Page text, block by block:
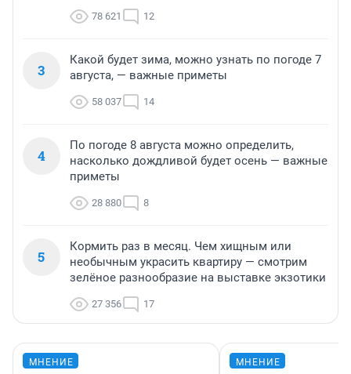
78 621 12
3
Какой будет зима, можно узнать по погоде 7
августа, — важные приметы
58 037 14
4
По погоде 8 августа можно определить,
насколько дождливой будет осень — важные
приметы
28 880 8
5
Кормить раз в месяц. Чем хищным или
необычным украсить квартиру — смотрим
зелёное разнообразие на выставке экзотики
27 356 17
МНЕНИЕ МНЕНИЕ